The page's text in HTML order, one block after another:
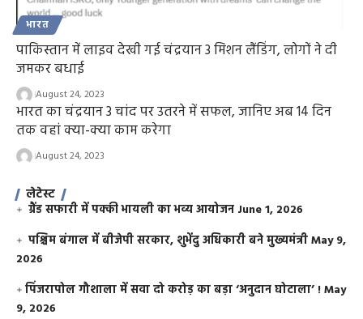
भारत
पाकिस्तान में लाइव देखी गई चंद्रयान 3 मिशन लैंडिंग, लोगों ने दी
जमकर बधाई
August 24, 2023
भारत का चंद्रयान 3 चांद पर उतरने में सफल, जानिए अब 14 दिन
तक वहां क्या-क्या काम करेगा
August 24, 2023
लेटेस्ट
ग्रैंड सफारी में पक्की भायली का भव्य आयोजन June 1, 2026
पश्चिम बंगाल में बीजेपी सरकार, शुभेंदु अधिकारी बने मुख्यमंत्रीMay 9,
2026
​पिंजरापोल गौशाला में सवा दो करोड़ का बड़ा ‘अनुदान घोटाला’ !May
9, 2026